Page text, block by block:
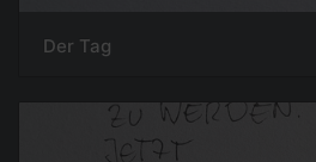
Der Tag